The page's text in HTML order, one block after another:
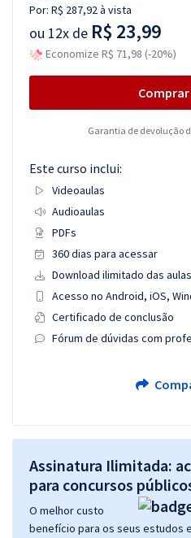
Por: R$ 287,92à vista
ou 12x de R$ 23,99
Economize R$ 71,98 (-20%)
Garantia de devolução
Este curso inclui:
Videoaulas
Audioaulas
PDFs
360 dias para acessar
Download ilimitado das aulas
Acesso no Android, iOS,
Certificado de conclusão
Fórum de dúvidas com
Assinatura Ilimitada:
para concursos
O melhor custo
benefício para os seus estudos